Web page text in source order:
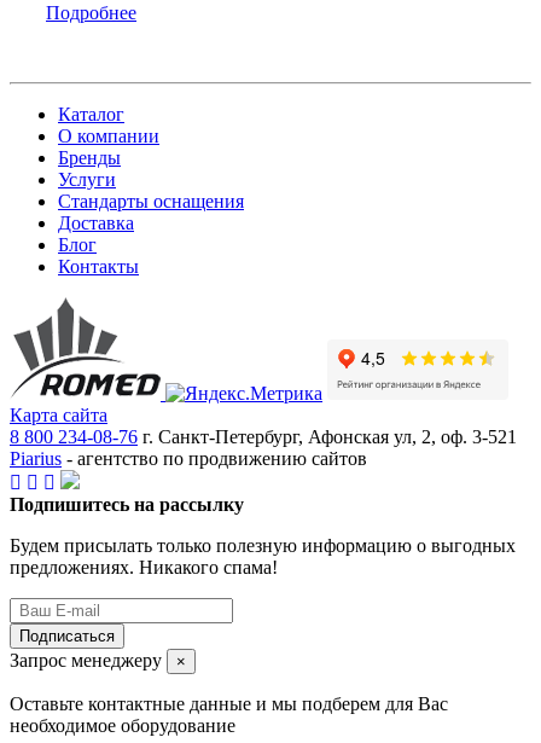
Подробнее
Каталог
О компании
Бренды
Услуги
Стандарты оснащения
Доставка
Блог
Контакты
Карта сайта
8 800 234-08-76 г. Санкт-Петербург, Афонская ул, 2, оф. 3-521
Piarius - агентство по продвижению сайтов
Подпишитесь на рассылку
Будем присылать только полезную информацию о выгодных
предложениях. Никакого спама!
Подписаться
Запрос менеджеру ×
Оставьте контактные данные и мы подберем для Вас
необходимое оборудование